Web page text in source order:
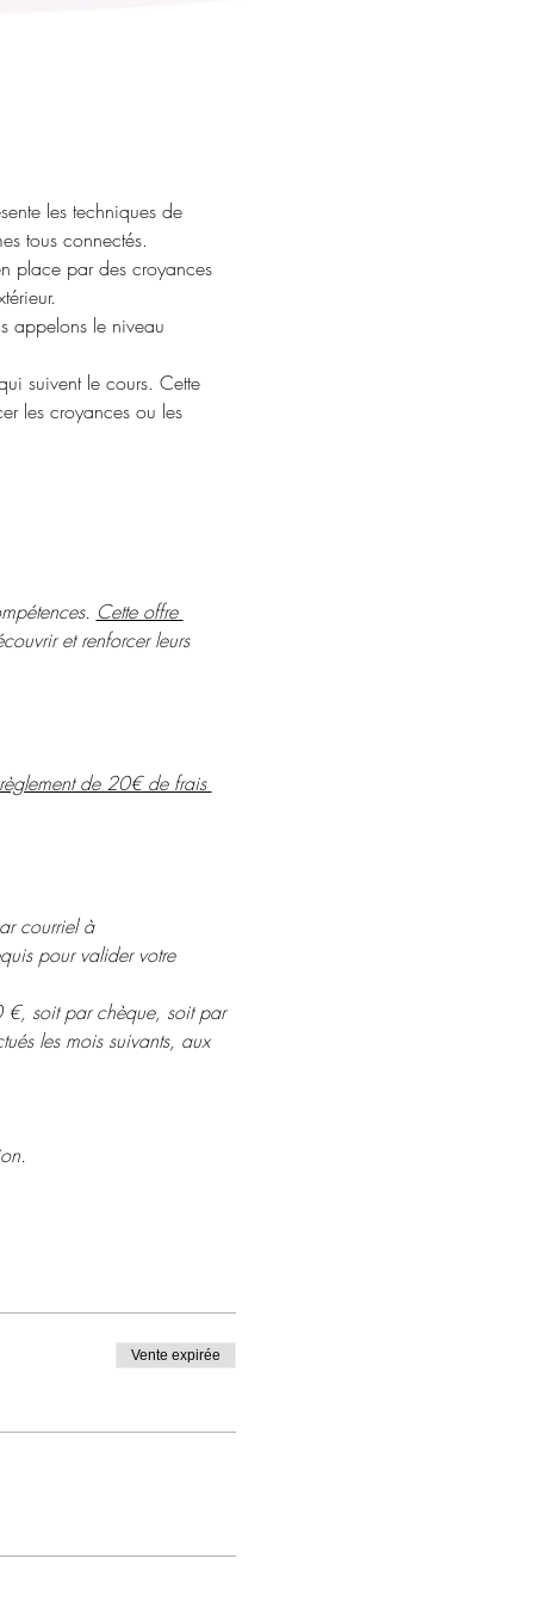
les techniques de
tous connectés.
place par des croyances
appelons le niveau
suivent le cours. Cette
les croyances ou les
Cette offre
et renforcer leurs
de 20€ de frais
courriel à
pour valider votre
€, soit par chèque, soit par
les mois suivants, aux
Vente expirée